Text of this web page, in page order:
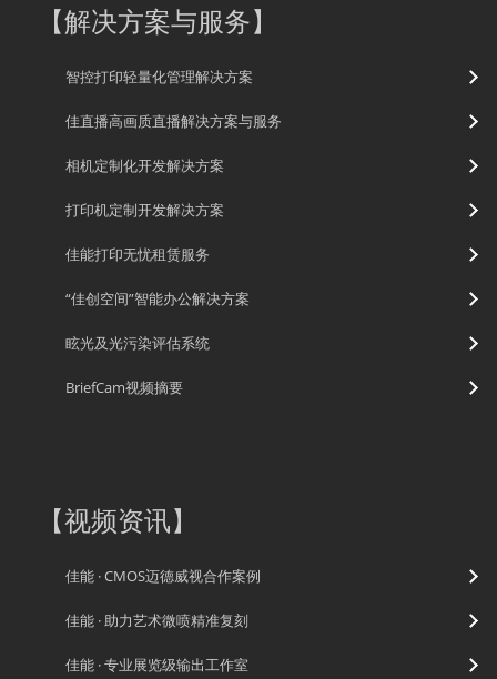
【解决方案与服务】
智控打印轻量化管理解决方案
佳直播高画质直播解决方案与服务
相机定制化开发解决方案
打印机定制开发解决方案
佳能打印无忧租赁服务
“佳创空间”智能办公解决方案
眩光及光污染评估系统
BriefCam视频摘要
【视频资讯】
佳能 · CMOS迈德威视合作案例
佳能 · 助力艺术微喷精准复刻
佳能 · 专业展览级输出工作室